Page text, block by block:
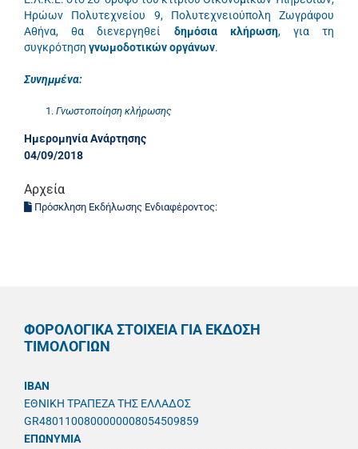
Ηρώων Πολυτεχνείου 9, Πολυτεχνειούπολη Ζωγράφου
Αθήνα, θα διενεργηθεί δημόσια κλήρωση, για τη
συγκρότηση γνωμοδοτικών οργάνων.
Συνημμένα:
Γνωστοποίηση κλήρωσης
Ημερομηνία Ανάρτησης
04/09/2018
Αρχεία
Πρόσκληση Εκδήλωσης Ενδιαφέροντος:
ΦΟΡΟΛΟΓΙΚΑ ΣΤΟΙΧΕΙΑ ΓΙΑ ΕΚΔΟΣΗ
ΤΙΜΟΛΟΓΙΩΝ
IBAN
ΕΘΝΙΚΗ ΤΡΑΠΕΖΑ ΤΗΣ ΕΛΛΑΔΟΣ
GR4801100800000008054509859
ΕΠΩΝΥΜΙΑ